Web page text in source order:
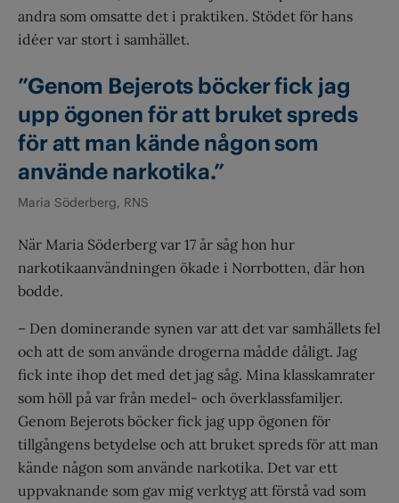
andra som omsatte det i praktiken. Stödet för hans
idéer var stort i samhället.
”Genom Bejerots böcker fick jag
upp ögonen för att bruket spreds
för att man kände någon som
använde narkotika.”
Maria Söderberg, RNS
När Maria Söderberg var 17 år såg hon hur
narkotikaanvändningen ökade i Norrbotten, där hon
bodde.
– Den dominerande synen var att det var samhällets fel
och att de som använde drogerna mådde dåligt. Jag
fick inte ihop det med det jag såg. Mina klasskamrater
som höll på var från medel- och överklassfamiljer.
Genom Bejerots böcker fick jag upp ögonen för
tillgångens betydelse och att bruket spreds för att man
kände någon som använde narkotika. Det var ett
uppvaknande som gav mig verktyg att förstå vad som